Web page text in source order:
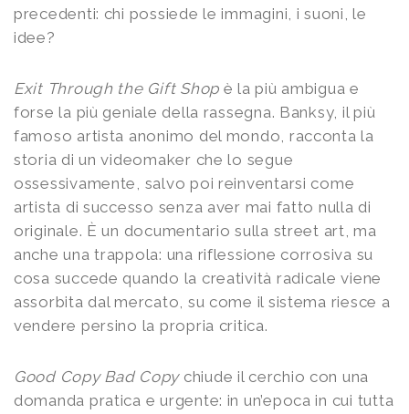
precedenti: chi possiede le immagini, i suoni, le
idee?
Exit Through the Gift Shopè la più ambigua e
forse la più geniale della rassegna. Banksy, il più
famoso artista anonimo del mondo, racconta la
storia di un videomaker che lo segue
ossessivamente, salvo poi reinventarsi come
artista di successo senza aver mai fatto nulla di
originale. È un documentario sulla street art, ma
anche una trappola: una riflessione corrosiva su
cosa succede quando la creatività radicale viene
assorbita dal mercato, su come il sistema riesce a
vendere persino la propria critica.
Good Copy Bad Copychiude il cerchio con una
domanda pratica e urgente: in un’epoca in cui tutta